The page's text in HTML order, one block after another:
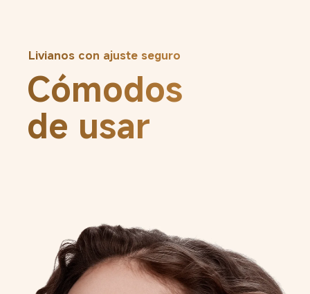
Livianos con ajuste seguro
Cómodos
de usar